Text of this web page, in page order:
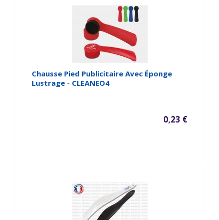
Chausse Pied Publicitaire Avec Éponge
Lustrage - CLEANEO4
0,23 €